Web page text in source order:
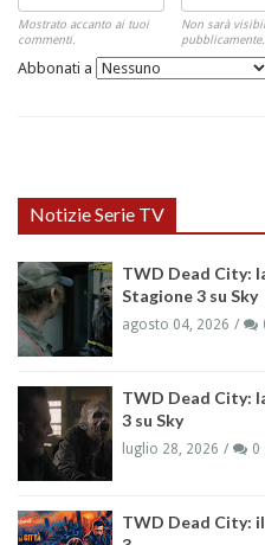
Mostrato accanto ai tuoi
commenti.
Non sarà
pubblicamente.
Abbonati a
Notizie Serie TV
TWD Dead City:
Stagione 3 su Sky
agosto 04, 2026
TWD Dead City:
3 su Sky
luglio 28, 2026 0
TWD Dead City: